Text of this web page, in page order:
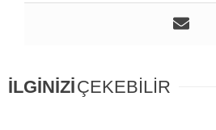
İLGİNİZİÇEKEBİLİR